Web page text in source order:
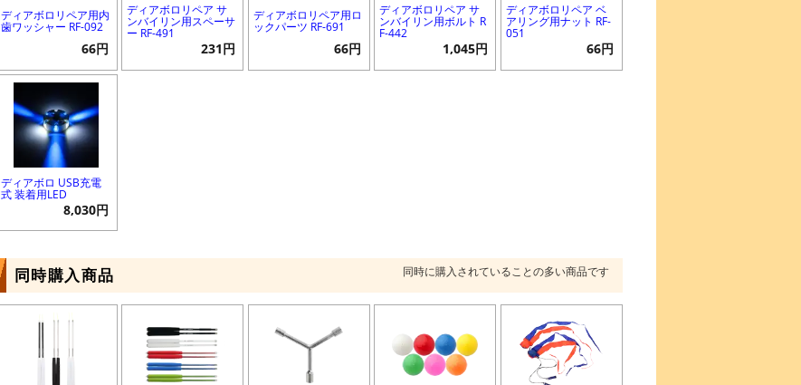
ディアボロリペア用内
歯ワッシャー RF-092
66円
ディアボロリペア サ
ンバイリン用スペーサ
ー RF-491
231円
ディアボロリペア用ロ
ックパーツ RF-691
66円
ディアボロリペア サ
ンバイリン用ボルト R
F-442
1,045円
ディアボロリペア ベ
アリング用ナット RF-
051
66円
ディアボロ USB充電
式 装着用LED
8,030円
同時購入商品 同時に購入されていることの多い商品です